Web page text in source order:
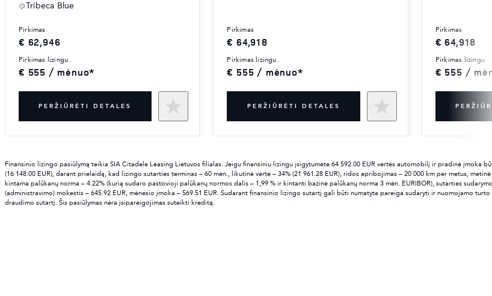
Tribeca Blue
pirkimas
€ 62,946
pirkimas lizingu
€ 555 / mėnuo*
PERŽIŪRĖTI DETALES
pirkimas
€ 64,918
pirkimas lizingu
€ 555 / mėnuo*
PERŽIŪRĖTI DETALES
pirkimas
€ 64,918
pirkimas lizingu
€ 555 /
Finansinio lizingo pasiūlymą teikia SIA Citadele Leasing Lietuvos filialas. Jeigu finansiniu lizingu įsigytumėte 64 592.00 EUR vertės automobilį ir pradinė įmoka
(16 148.00 EUR), darant prielaidą, kad lizingo sutarties terminas – 60 mėn., likutinė vertė – 34% (21 961.28 EUR), ridos apribojimas – 20 000 km per metus, metinė
kintama palūkanų norma – 4.22% (kurią sudaro pastovioji palūkanų normos dalis – 1,99 % ir kintanti bazinė palūkanų norma 3 mėn. EURIBOR), sutarties sudarymo
(administravimo) mokestis – 645.92 EUR, mėnesio įmoka – 569.51 EUR. Sudarant finansinio lizingo sutartį gali būti numatyta pareiga sudaryti ir nuomojamo turto
draudimo sutartį. Šis pasiūlymas nėra įsipareigojimas suteikti kreditą.